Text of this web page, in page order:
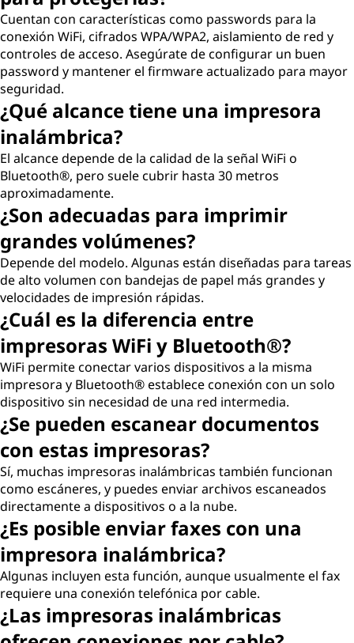
Cuentan con características como passwords para la
conexión WiFi, cifrados WPA/WPA2, aislamiento de red y
controles de acceso. Asegúrate de configurar un buen
password y mantener el firmware actualizado para mayor
seguridad.
¿Qué alcance tiene una impresora
inalámbrica?
El alcance depende de la calidad de la señal WiFi o
Bluetooth®, pero suele cubrir hasta 30 metros
aproximadamente.
¿Son adecuadas para imprimir
grandes volúmenes?
Depende del modelo. Algunas están diseñadas para tareas
de alto volumen con bandejas de papel más grandes y
velocidades de impresión rápidas.
¿Cuál es la diferencia entre
impresoras WiFi y Bluetooth®?
WiFi permite conectar varios dispositivos a la misma
impresora y Bluetooth® establece conexión con un solo
dispositivo sin necesidad de una red intermedia.
¿Se pueden escanear documentos
con estas impresoras?
Sí, muchas impresoras inalámbricas también funcionan
como escáneres, y puedes enviar archivos escaneados
directamente a dispositivos o a la nube.
¿Es posible enviar faxes con una
impresora inalámbrica?
Algunas incluyen esta función, aunque usualmente el fax
requiere una conexión telefónica por cable.
¿Las impresoras inalámbricas